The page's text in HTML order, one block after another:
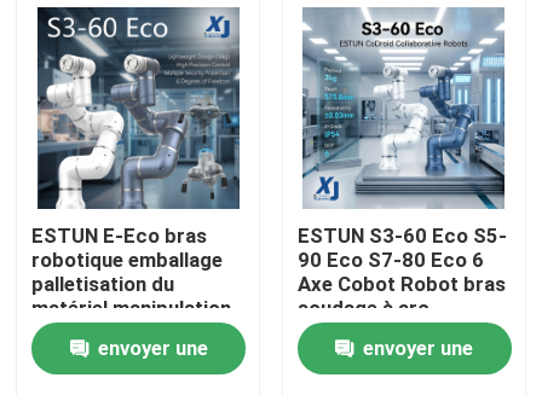
À la maison
ESTUN E-Eco bras
robotique emballage
palletisation du
matériel manipulation
robot collaboratif
avec OnRobot Grriper
envoyer une
ESTUN S3-60 Eco S5-
90 Eco S7-80 Eco 6
Axe Cobot Robot bras
soudage à arc
collaboratif robot
CNGBS positionneur
de soudage
envoyer une